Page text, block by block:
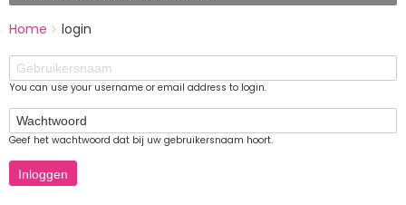
BREADCRUMBS
You
here:
Home
login
Gebruikersnaam
You can use your username or email address to login.
Wachtwoord
Geef het wachtwoord dat bij uw gebruikersnaam hoort.